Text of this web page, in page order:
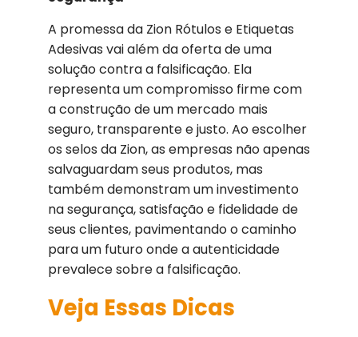
A promessa da Zion Rótulos e Etiquetas
Adesivas vai além da oferta de uma
solução contra a falsificação. Ela
representa um compromisso firme com
a construção de um mercado mais
seguro, transparente e justo. Ao escolher
os selos da Zion, as empresas não apenas
salvaguardam seus produtos, mas
também demonstram um investimento
na segurança, satisfação e fidelidade de
seus clientes, pavimentando o caminho
para um futuro onde a autenticidade
prevalece sobre a falsificação.
Veja Essas Dicas